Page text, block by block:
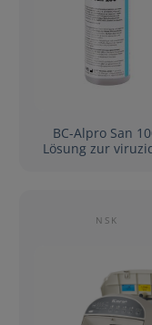
BC-Alpro San
Lösung zur
NSK